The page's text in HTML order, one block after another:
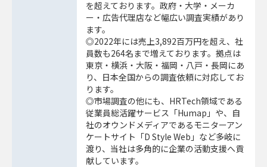
を超えております。政府・大学・メーカ
ー・広告代理店など幅広い調査実績があり
ます。
◎2022年には売上3,892百万円を超え、社
員数も264名まで増えております。拠点は
東京・横浜・大阪・福岡・八戸・長岡にあ
り、日本全国からの調査依頼に対応してお
ります。
◎市場調査の他にも、HRTech領域である
従業員総活躍サービス「Humap」や、自
社のオウンドメディアであるモニターアン
ケートサイト「D Style Web」など多岐に
渡り、当社は多角的に企業の活動支援へ貢
献しています。